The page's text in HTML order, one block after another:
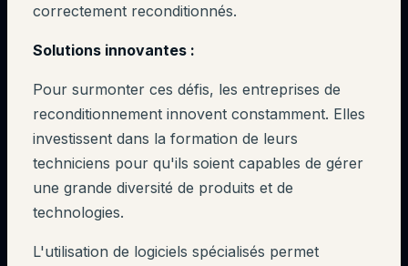
correctement reconditionnés.
Solutions innovantes :
Pour surmonter ces défis, les entreprises de
reconditionnement innovent constamment. Elles
investissent dans la formation de leurs
techniciens pour qu'ils soient capables de gérer
une grande diversité de produits et de
technologies.
L'utilisation de logiciels spécialisés permet